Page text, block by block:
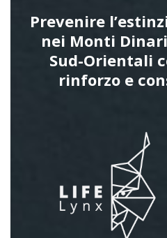
Prevenire
nei Monti
Sud-Orientali
rinforzo e